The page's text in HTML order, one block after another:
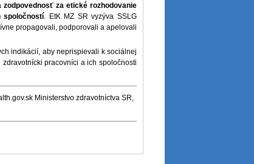
za etické rozhodovanie
spoločností. EtK MZ SR vyzýva SSLG
propagovali, podporovali a apelovali
indikácií, aby neprispievali k sociálnej
pracovníci a ich spoločnosti
Ministerstvo zdravotníctva SR,